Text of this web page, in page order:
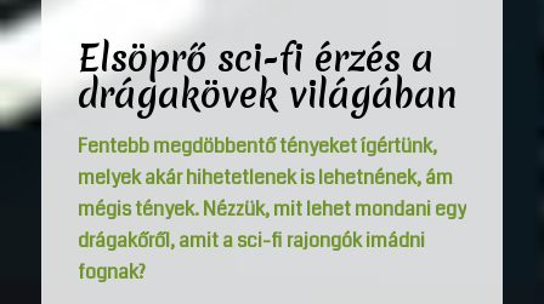
Elsöprő sci-fi érzés a
drágakövek világában
Fentebb megdöbbentő tényeket ígértünk,
melyek akár hihetetlenek is lehetnének, ám
mégis tények. Nézzük, mit lehet mondani egy
drágakőről, amit a sci-fi rajongók imádni
fognak?